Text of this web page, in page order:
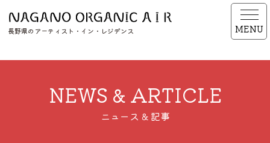
長野県のアーティスト・イン・レジデンス MENU
NEWS & ARTICLE
ニュース & 記事